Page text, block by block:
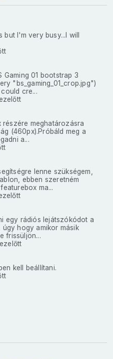
but I'm very busy...I will
Gaming 01 bootstrap 3
"bs_gaming_01_crop.jpg")
cre...
részére meghatározásra
(460px).Próbáld meg a
a...
lenne szükségem,
ebben szeretném
ma...
egy rádiós lejátszókódot a
úgy hogy amikor másik
frissüljön...
kell beállítani.